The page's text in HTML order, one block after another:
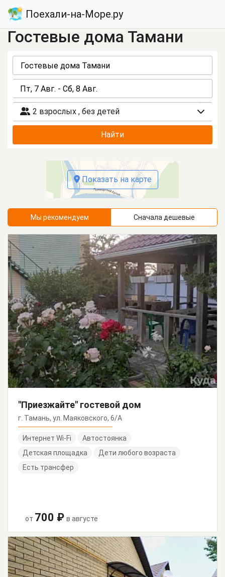
Поехали-на-Море.ру
Гостевые дома Тамани
2 взрослых , без детей
Найти
Показать на карте
Мы рекомендуем Сначала дешевые
"Приезжайте" гостевой дом
г. Тамань, ул. Маяковского, 6/А
Интернет Wi-Fi
Автостоянка
Детская площадка
Дети любого возраста
Есть трансфер
от 700 ₽ в августе